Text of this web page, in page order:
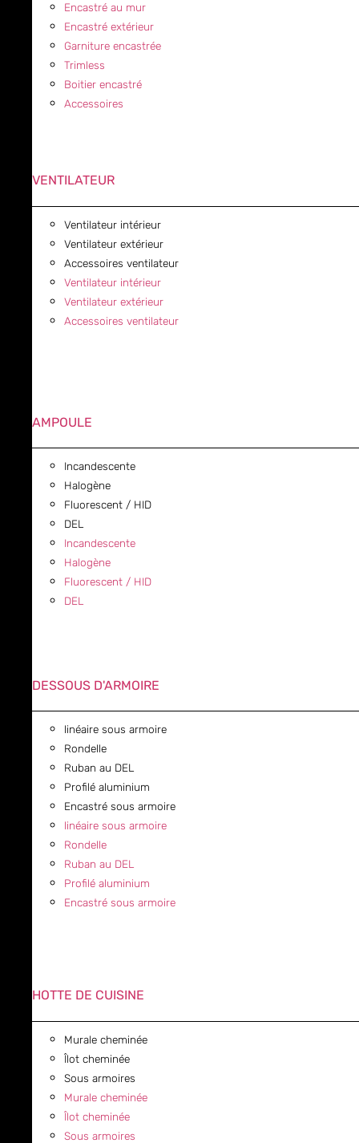
Encastré au mur
Encastré extérieur
Garniture encastrée
Trimless
Boitier encastré
Accessoires
VENTILATEUR
Ventilateur intérieur
Ventilateur extérieur
Accessoires ventilateur
Ventilateur intérieur
Ventilateur extérieur
Accessoires ventilateur
AMPOULE
Incandescente
Halogène
Fluorescent / HID
DEL
Incandescente
Halogène
Fluorescent / HID
DEL
DESSOUS D'ARMOIRE
linéaire sous armoire
Rondelle
Ruban au DEL
Profilé aluminium
Encastré sous armoire
linéaire sous armoire
Rondelle
Ruban au DEL
Profilé aluminium
Encastré sous armoire
HOTTE DE CUISINE
Murale cheminée
Îlot cheminée
Sous armoires
Murale cheminée
Îlot cheminée
Sous armoires